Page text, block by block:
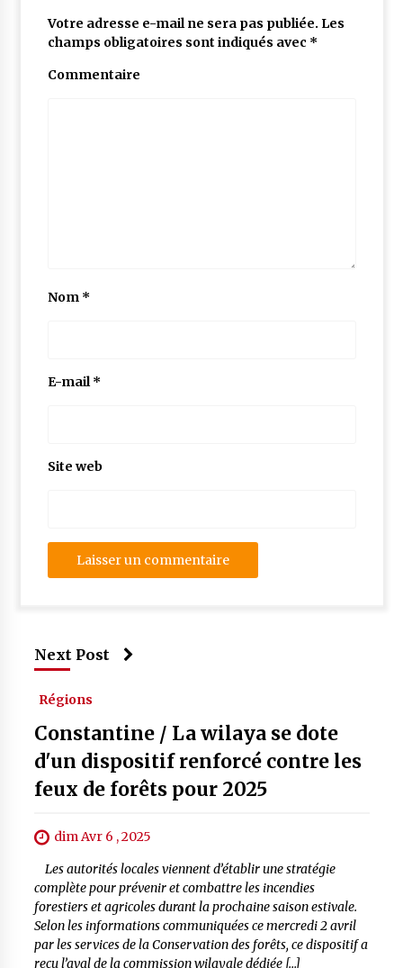
Votre adresse e-mail ne sera pas publiée. Les
champs obligatoires sont indiqués avec *
Commentaire
Nom *
E-mail*
Site web
Next Post
Régions
Constantine / La wilaya se dote
d'un dispositif renforcé contre les
feux de forêts pour 2025
dim Avr 6 , 2025
Les autorités locales viennent d’établir une stratégie
complète pour prévenir et combattre les incendies
forestiers et agricoles durant la prochaine saison estivale.
Selon les informations communiquées ce mercredi 2 avril
par les services de la Conservation des forêts, ce dispositif a
reçu l’aval de la commission wilayale dédiée […]